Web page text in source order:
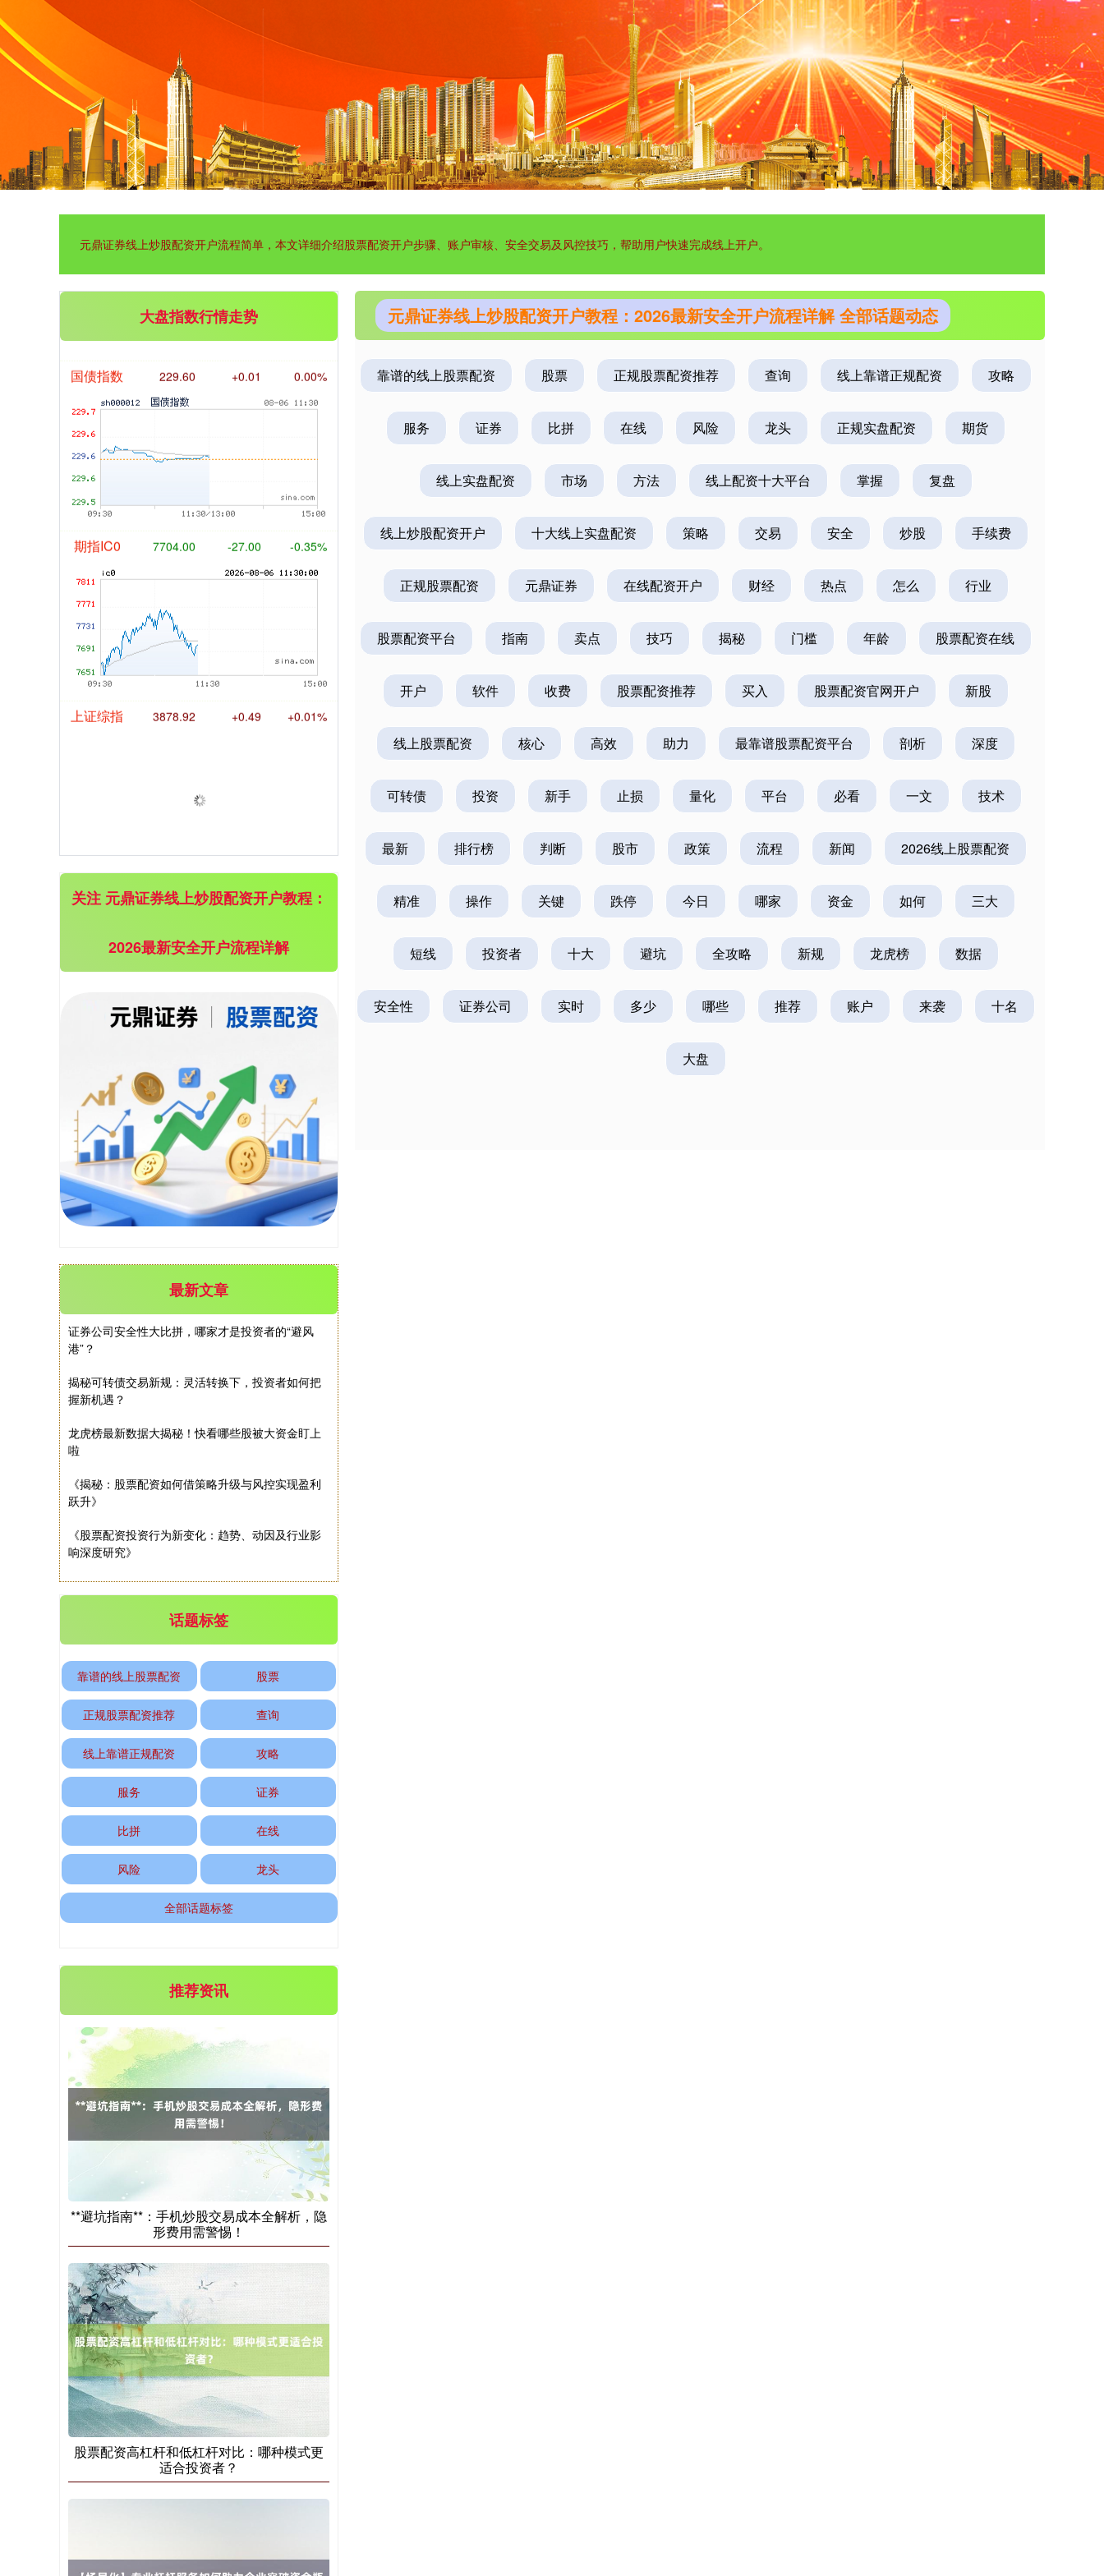
元鼎证券线上炒股配资开户流程简单，本文详细介绍股票配资开户步骤、账户审核、安全交易及风控技巧，帮助用户快速完成线上开户。
元鼎证券线上炒股配资开户教程：2026最新安全开户流程详解 全部话题动态
靠谱的线上股票配资 股票 正规股票配资推荐 查询 线上靠谱正规配资 攻略
服务 证券 比拼 在线 风险 龙头 正规实盘配资 期货
线上实盘配资 市场 方法 线上配资十大平台 掌握 复盘
线上炒股配资开户 十大线上实盘配资 策略 交易 安全 炒股 手续费
正规股票配资 元鼎证券 在线配资开户 财经 热点 怎么 行业
股票配资平台 指南 卖点 技巧 揭秘 门槛 年龄 股票配资在线
开户 软件 收费 股票配资推荐 买入 股票配资官网开户 新股
线上股票配资 核心 高效 助力 最靠谱股票配资平台 剖析 深度
可转债 投资 新手 止损 量化 平台 必看 一文 技术
最新 排行榜 判断 股市 政策 流程 新闻 2026线上股票配资
精准 操作 关键 跌停 今日 哪家 资金 如何 三大
短线 投资者 十大 避坑 全攻略 新规 龙虎榜 数据
安全性 证券公司 实时 多少 哪些 推荐 账户 来袭 十名
大盘
大盘指数行情走势
创业板指 3511.47 -23.68
基金指数
国债指数
期指IC0 7704.00
深证成指 14070.78 -73.43
沪深300 4637.89 -20.27 -0.44%
1115.17
创业板指
7227.48
国债指数 229.60 +0.01
期指IC0 7704.00 -27.00 -0.35%
关注 元鼎证券线上炒股配资开户教程：
2026最新安全开户流程详解
最新文章
证券公司安全性大比拼，哪家才是投资者的“避风
港”？
揭秘可转债交易新规：灵活转换下，投资者如何把
握新机遇？
龙虎榜最新数据大揭秘！快看哪些股被大资金盯上
啦
《揭秘：股票配资如何借策略升级与风控实现盈利
跃升》
《股票配资投资行为新变化：趋势、动因及行业影
响深度研究》
话题标签
靠谱的线上股票配资 股票
正规股票配资推荐 查询
线上靠谱正规配资 攻略
服务 证券
比拼 在线
风险 龙头
全部话题标签
推荐资讯
**避坑指南**：手机炒股交易成本全解析，隐
形费用需警惕！
股票配资高杠杆和低杠杆对比：哪种模式更
适合投资者？